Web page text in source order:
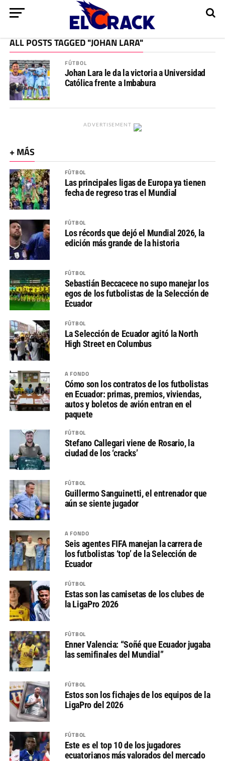
ALL POSTS TAGGED "JOHAN LARA"
FÚTBOL
Johan Lara le da la victoria a Universidad
Católica frente a Imbabura
ADVERTISEMENT
+ MÁS
FÚTBOL
Las principales ligas de Europa ya tienen
fecha de regreso tras el Mundial
FÚTBOL
Los récords que dejó el Mundial 2026, la
edición más grande de la historia
FÚTBOL
Sebastián Beccacece no supo manejar los
egos de los futbolistas de la Selección de
Ecuador
FÚTBOL
La Selección de Ecuador agitó la North
High Street en Columbus
A FONDO
Cómo son los contratos de los futbolistas
en Ecuador: primas, premios, viviendas,
autos y boletos de avión entran en el
paquete
FÚTBOL
Stefano Callegari viene de Rosario, la
ciudad de los ‘cracks’
FÚTBOL
Guillermo Sanguinetti, el entrenador que
aún se siente jugador
A FONDO
Seis agentes FIFA manejan la carrera de
los futbolistas ‘top’ de la Selección de
Ecuador
FÚTBOL
Estas son las camisetas de los clubes de
la LigaPro 2026
FÚTBOL
Enner Valencia: “Soñé que Ecuador jugaba
las semifinales del Mundial”
FÚTBOL
Estos son los fichajes de los equipos de la
LigaPro del 2026
FÚTBOL
Este es el top 10 de los jugadores
ecuatorianos más valorados del mercado